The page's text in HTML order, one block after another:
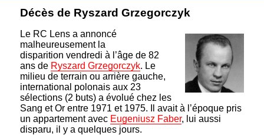
Décès de Ryszard Grzegorczyk
Le RC Lens a annoncé
malheureusement la
disparition vendredi à l’âge de 82
ans de Ryszard Grzegorczyk. Le
milieu de terrain ou arrière gauche,
international polonais aux 23
sélections (2 buts) a évolué chez les
Sang et Or entre 1971 et 1975. Il avait à l’époque pris
un appartement avec Eugeniusz Faber, lui aussi
disparu, il y a quelques jours.